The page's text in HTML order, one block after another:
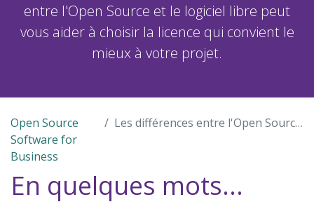
entre l'Open Source et le logiciel libre peut
vous aider à choisir la licence qui convient le
mieux à votre projet.
Open Source
Software for
Business
Les différences entre l'Open Source et le logiciel libre : comprendre les nuances
En quelques mots...